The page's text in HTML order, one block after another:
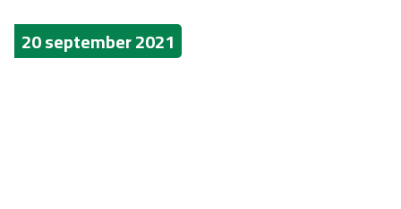
20 september 2021